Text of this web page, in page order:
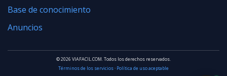
Base de conocimiento
Anuncios
© 2026 VIAFACIL.COM. Todos los derechos reservados.
Términos de los servicios· Política de uso aceptable